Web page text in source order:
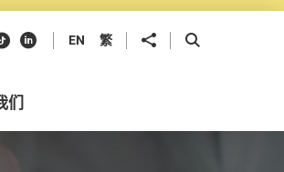
抖音领英 EN 繁 分享到 开启搜寻框
们